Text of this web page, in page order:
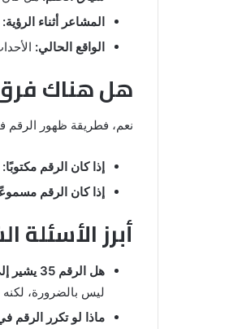
المشاعر أثناء الرؤية:
الواقع الحالي:
هل هناك فرق
نعم، فطريقة ظهور الرقم
إذا كان الرقم مكتوبًا:
إذا كان الرقم
أبرز الأسئلة
هل الرقم 35 يشير إلى عمر معين؟
ليس بالضرورة،
ماذا لو تكرر الرقم